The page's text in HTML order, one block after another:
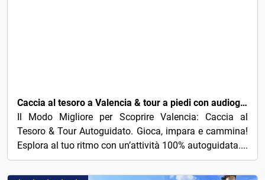
Caccia al tesoro a Valencia & tour a piedi con audioguida
Il Modo Migliore per Scoprire Valencia: Caccia al
Tesoro & Tour Autoguidato. Gioca, impara e cammina!
Esplora al tuo ritmo con un’attività 100% autoguidata....